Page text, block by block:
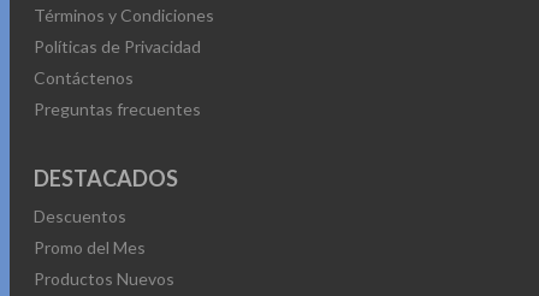
Términos y Condiciones
Políticas de Privacidad
Contáctenos
Preguntas frecuentes
DESTACADOS
Descuentos
Promo del Mes
Productos Nuevos